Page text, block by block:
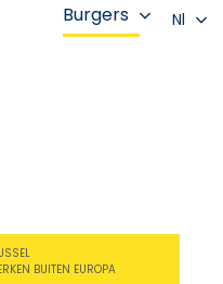
Burgers Nl
BUITEN EUROPA